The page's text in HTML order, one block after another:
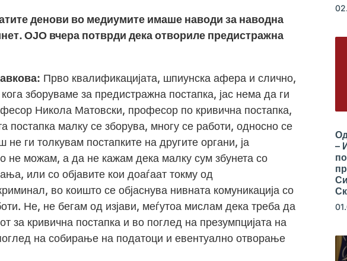
денови во медиумите имаше наводи за наводна
ОЈО вчера потврди дека отвориле предистражна
Прво квалификацијата, шпиунска афера и слично,
зборуваме за предистражна постапка, јас нема да ги
Никола Матовски, професор по кривична постапка,
постапка малку се зборува, многу се работи, односно се
ги толкувам постапките на другите органи, ја
не можам, а да не кажам дека малку сум збунета со
или со објавите кои доаѓаат токму од
во коишто се објаснува нивната комуникација со
Не, не бегам од изјави, меѓутоа мислам дека треба да
за кривична постапка и во поглед на презумпцијата на
на собирање на податоци и евентуално отворање
–